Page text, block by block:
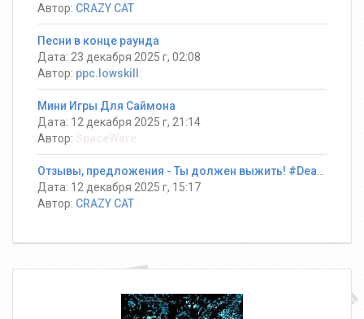
Автор: CRAZY CAT
Песни в конце раунда
Дата: 23 декабря 2025 г, 02:08
Автор: ppc.lowskill
Мини Игры Для Саймона
Дата: 12 декабря 2025 г, 21:14
Автор:
Дата: 12 декабря 2025 г, 15:17
Автор: CRAZY CAT